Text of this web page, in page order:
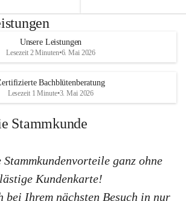
n
K
G
31.7.2026
Unsere Leistungen
Lesezeit 2 Minuten•6. Mai 2026
Bachblütenberatung
Lesezeit 1 Minute•3. Mai 2026
Stammkunde
Stammkundenvorteile ganz ohne
lästige Kundenkarte!
bei Ihrem nächsten Besuch in nur